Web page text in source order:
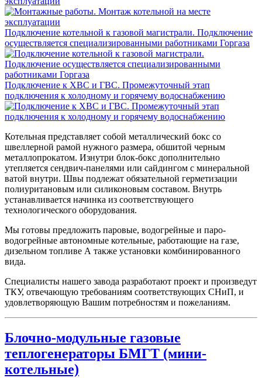
Подключение котельной к газовой магистрали. Подключение
осуществляется специализированными работниками Горгаза
Подключение к ХВС и ГВС. Промежуточный этап
подключения к холодному и горячему водоснабжению
Котельная представляет собой металлический бокс со
швеллерной рамой нужного размера, обшитой черным
металлопрокатом. Изнутри блок-бокс дополнительно
утепляется сендвич-панелями или сайдингом с минеральной
ватой внутри. Швы подлежат обязательной герметизации
полиуритановым или силиконовым составом. Внутрь
устанавливается начинка из соответствующего
технологического оборудования.
Мы готовы предложить паровые, водогрейные и паро-
водогрейные автономные котельные, работающие на газе,
дизельном топливе А также установки комбинированного
вида.
Специалисты нашего завода разработают проект и произведут
ТКУ, отвечающую требованиям соответствующих СНиП, и
удовлетворяющую Вашим потребностям и пожеланиям.
Блочно-модульные газовые
теплогенераторы БМГТ (мини-
котельные)